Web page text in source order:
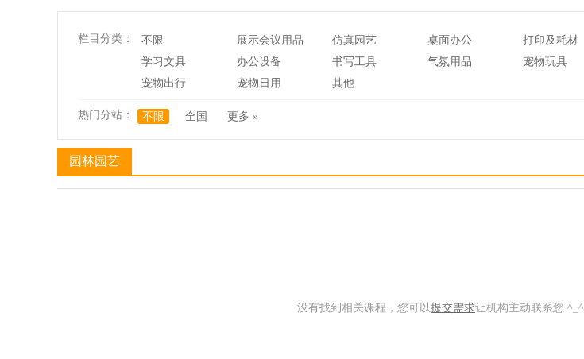
栏目分类： 不限 展示会议用品 仿真园艺 桌面办公 打印及耗材
学习文具
办公设备 书写工具 气氛用品 宠物玩具
宠物出行
宠物日用 其他
热门分站： 不限 全国 更多 »
园林园艺
没有找到相关课程，您可以提交需求让机构主动联系您 ^_^